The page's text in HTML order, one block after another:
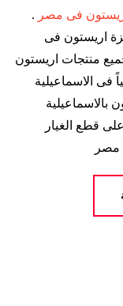
فى مصر .
اريستون فى
منتجات اريستون
فى الاسماعيلية
بالاسماعيلية
قطع الغيار
مصر